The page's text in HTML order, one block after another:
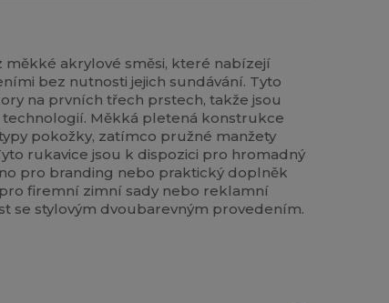
měkké akrylové směsi, které nabízejí
bez nutnosti jejich sundávání. Tyto
na prvních třech prstech, takže jsou
Měkká pletená konstrukce
pokožky, zatímco pružné manžety
rukavice jsou k dispozici pro hromadný
pro branding nebo praktický doplněk
firemní zimní sady nebo reklamní
se stylovým dvoubarevným provedením.